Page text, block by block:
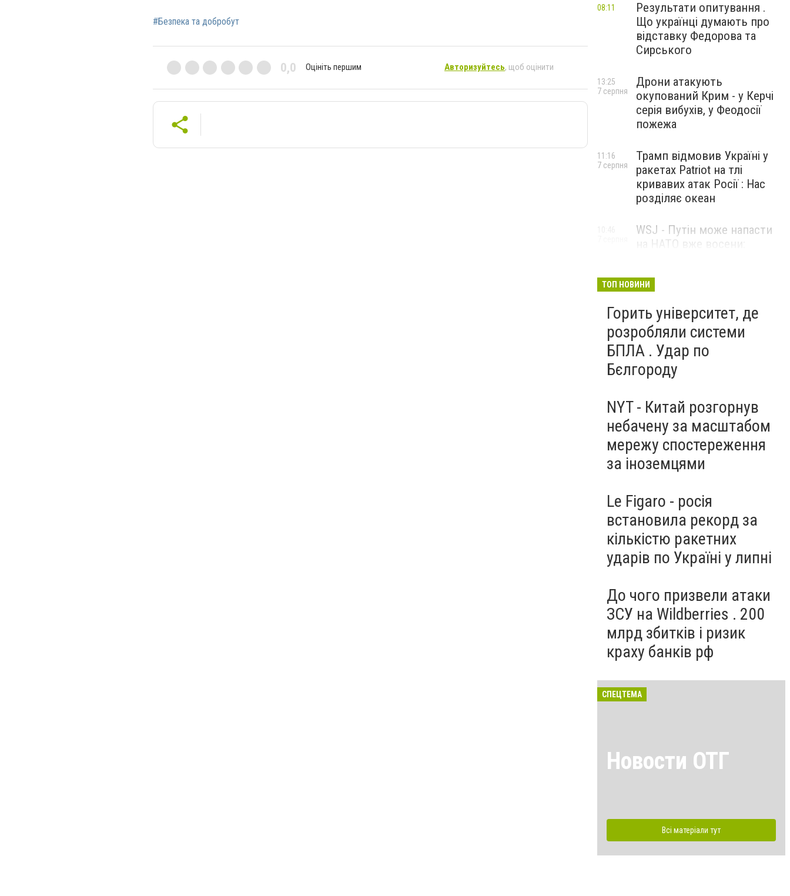
#Безпека та добробут
0,0 Оцініть першим Авторизуйтесь, щоб оцінити
Результати опитування .
Що українці думають про
відставку Федорова та
Сирського
08:11
Дрони атакують
окупований Крим - у Керчі
серія вибухів, у Феодосії
пожежа
13:25
7 серпня
Трамп відмовив Україні у
ракетах Patriot на тлі
кривавих атак Росії : Нас
розділяє океан
11:16
7 серпня
WSJ - Путін може напасти
на НАТО вже восени:
ТОП НОВИНИ
Горить університет, де
розробляли системи
БПЛА . Удар по
Бєлгороду
NYT - Китай розгорнув
небачену за масштабом
мережу спостереження
за іноземцями
Le Figaro - росія
встановила рекорд за
кількістю ракетних
ударів по Україні у липні
До чого призвели атаки
ЗСУ на Wildberries . 200
млрд збитків і ризик
краху банків рф
СПЕЦТЕМА
Новости ОТГ
Всі матеріали тут